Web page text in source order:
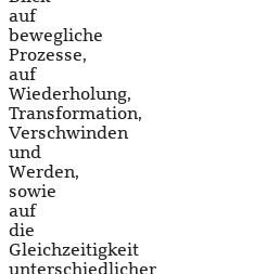
auf
bewegliche
Prozesse,
auf
Wiederholung,
Transformation,
Verschwinden
und
Werden,
sowie
auf
die
Gleichzeitigkeit
unterschiedlicher